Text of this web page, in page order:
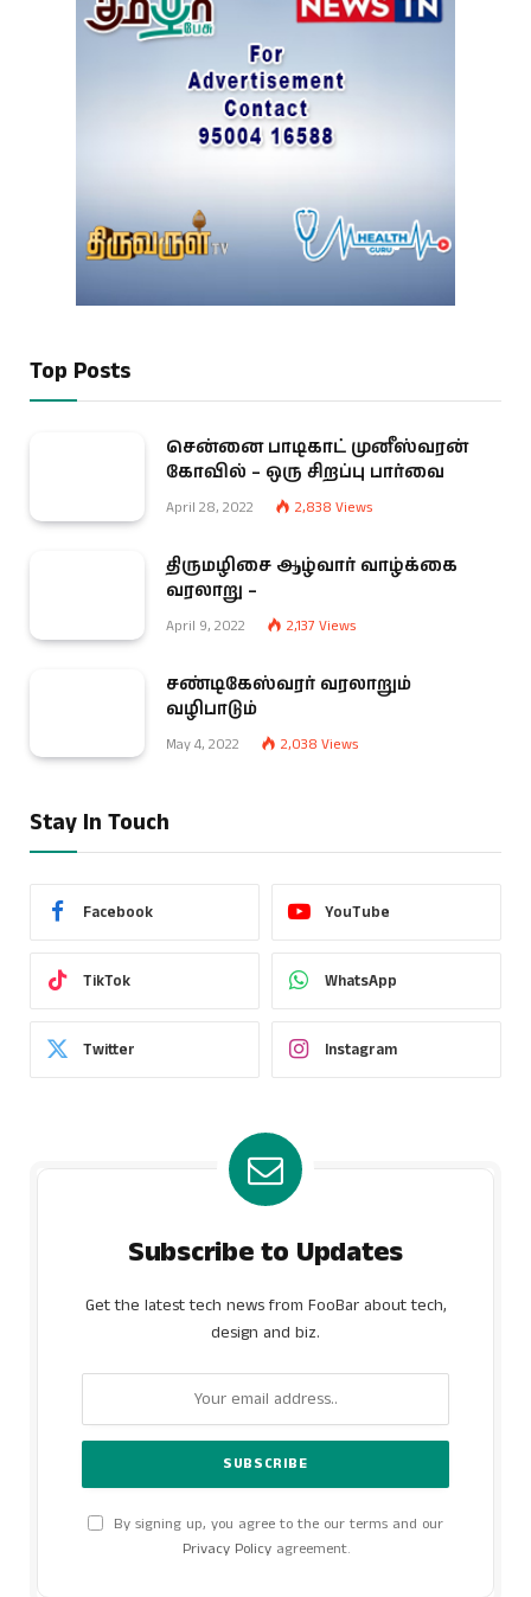
Top Posts
சென்னை பாடிகாட் முனீஸ்வரன்
கோவில் – ஒரு சிறப்பு பார்வை
April 28, 2022 2,838 Views
திருமழிசை ஆழ்வார் வாழ்க்கை
வரலாறு –
April 9, 2022 2,137 Views
சண்டிகேஸ்வரர் வரலாறும்
வழிபாடும்
May 4, 2022 2,038 Views
Stay In Touch
Facebook YouTube
TikTok WhatsApp
Twitter Instagram
Subscribe to Updates
Get the latest tech news from FooBar about tech,
design and biz.
By signing up, you agree to the our terms and our
Privacy Policyagreement.